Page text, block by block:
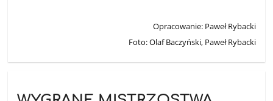
Opracowanie: Paweł Rybacki
Foto: Olaf Baczyński, Paweł Rybacki